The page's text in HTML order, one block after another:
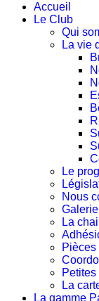
Accueil
Le Club
Qui
La vie
Le
Nous
La
La
La gamme